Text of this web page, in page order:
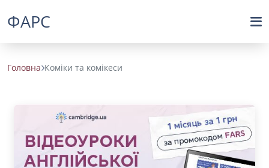
ФАРС
Головна Коміки та комікеси